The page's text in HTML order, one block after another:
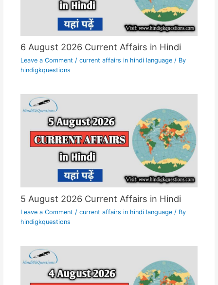
6 August 2026 Current Affairs in Hindi
Leave a Comment / current affairs in hindi language/ By
hindigkquestions
5 August 2026 Current Affairs in Hindi
Leave a Comment / current affairs in hindi language/ By
hindigkquestions